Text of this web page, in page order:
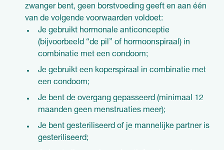
zwanger bent, geen borstvoeding geeft en aan één
van de volgende voorwaarden voldoet:
Je gebruikt hormonale anticonceptie
(bijvoorbeeld “de pil” of hormoonspiraal) in
combinatie met een condoom;
Je gebruikt een koperspiraal in combinatie met
een condoom;
Je bent de overgang gepasseerd (minimaal 12
maanden geen menstruaties meer);
Je bent gesteriliseerd of je mannelijke partner is
gesteriliseerd;